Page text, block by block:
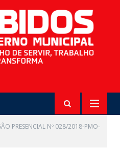
PRESENCIAL Nº 028/2018-PMO-